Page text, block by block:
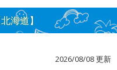
海道】
2026/08/08 更新